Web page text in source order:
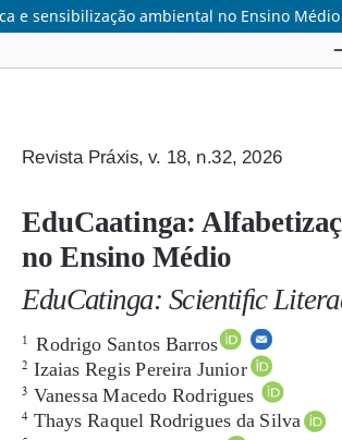
e sensibilização ambiental no Ensino Médio